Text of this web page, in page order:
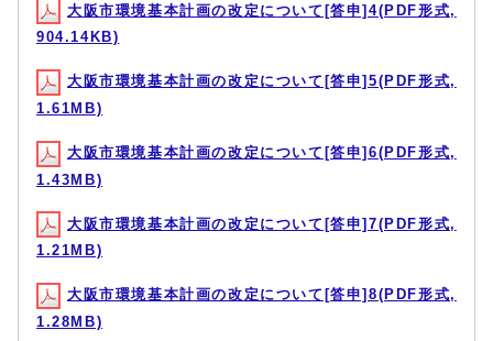
大阪市環境基本計画の改定について[答申]4(PDF形式,
904.14KB)
大阪市環境基本計画の改定について[答申]5(PDF形式,
1.61MB)
大阪市環境基本計画の改定について[答申]6(PDF形式,
1.43MB)
大阪市環境基本計画の改定について[答申]7(PDF形式,
1.21MB)
大阪市環境基本計画の改定について[答申]8(PDF形式,
1.28MB)